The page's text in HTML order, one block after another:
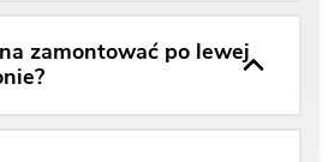
zamontować po lewej